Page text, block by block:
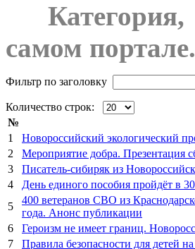
самом портале.
Фильтр по заголовку
Количество строк:
№
1
Новороссийский экологический
2
Мероприятие добра. Презентация
3
Писатель-сибиряк из
4
День единого пособия пройдёт в
5
400 ветеранов СВО из
года. Анонс публикации
6
Героизм не имеет границ.
7
Правила безопасности для детей